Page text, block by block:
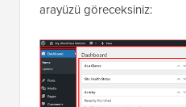
arayüzü göreceksiniz: